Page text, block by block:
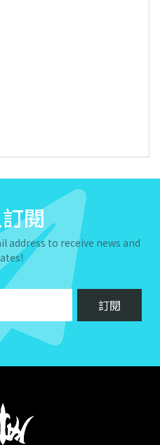
閱
address to receive news and